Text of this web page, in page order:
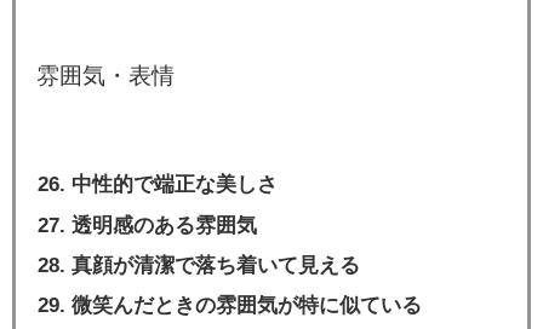
雰囲気・表情
中性的で端正な美しさ
透明感のある雰囲気
真顔が清潔で落ち着いて見える
微笑んだときの雰囲気が特に似ている